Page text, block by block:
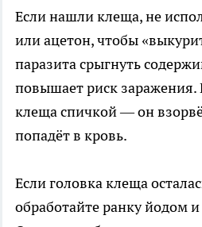
Если нашли клеща, не
или ацетон, чтобы
паразита срыгнуть
повышает риск
клеща спичкой — он
попадёт в кровь.
Если головка клеща
обработайте ранку йодом и